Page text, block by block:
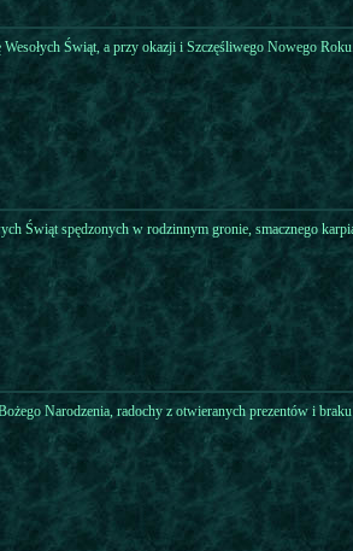
Świąt, a przy okazji i Szczęśliwego Nowego Roku.
Świąt spędzonych w rodzinnym gronie, smacznego
Narodzenia, radochy z otwieranych prezentów i